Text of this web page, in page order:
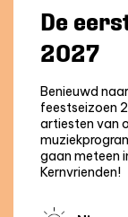
De
2027
Benieuwd
feestseizoen
artiesten van
gaan meteen
Kernvrienden!